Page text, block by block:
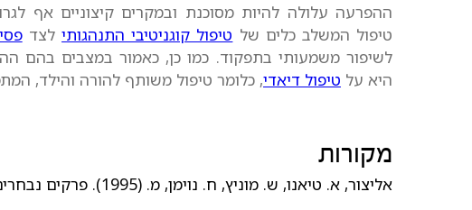
ההפרעה עלולה להיות מסוכנת ובמקרים קיצוניים אף
טיפול המשלב כלים של טיפול קוגניטיבי התנהגותילצד
לשיפור משמעותי בתפקוד. כמו כן, כאמור במצבים בהם
היא על טיפול דיאדי, כלומר טיפול משותף להורה והילד,
מקורות
אליצור, א. טיאנו, ש. מוניץ, ח. נוימן, מ. (1995). פרקים נבחרים בפסיכיאטריה.תל אביב: הוצאת פפירוס.